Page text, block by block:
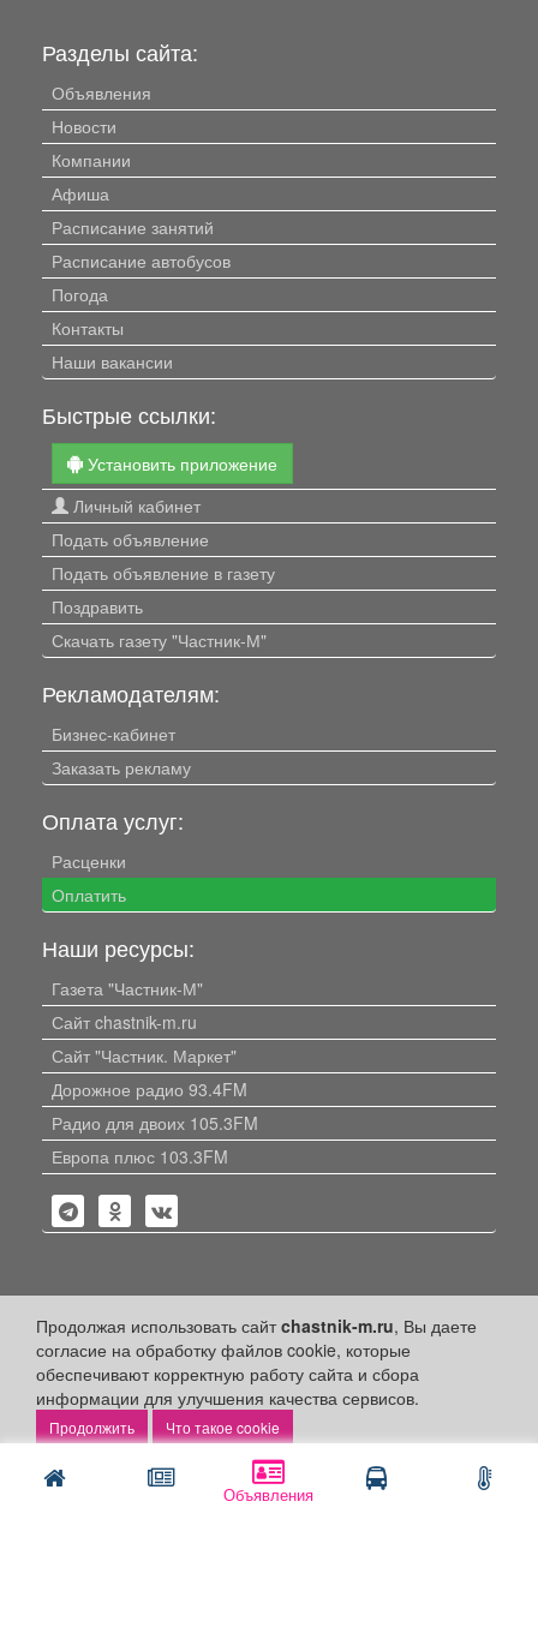
Объявления
Продолжая использовать сайтchastnik-m.ru, Вы даете
согласие на обработку файлов cookie, которые
обеспечивают корректную работу сайта и сбора
информации для улучшения качества сервисов.
Что такое cookie
Разделы сайта:
Объявления
Новости
Компании
Афиша
Расписание занятий
Расписание автобусов
Погода
Контакты
Наши вакансии
Быстрые ссылки:
Установить приложение
Личный кабинет
Подать объявление
Подать объявление в газету
Поздравить
Скачать газету "Частник-М"
Рекламодателям:
Бизнес-кабинет
Заказать рекламу
Оплата услуг:
Расценки
Оплатить
Наши ресурсы:
Газета "Частник-М"
Сайт chastnik-m.ru
Сайт "Частник. Маркет"
Дорожное радио 93.4FM
Радио для двоих 105.3FM
Европа плюс 103.3FM
Политика конфиденциальности
Публикации с пометкой «Реклама», «На правах рекламы»,
«Партнёрский проект» оплачены рекламодателем.
Редакция сайта не несет ответственности за достоверность
информации, содержащейся в рекламных материалах и
объявлениях.
+16 © 2006-2026 ООО "Частник-М"